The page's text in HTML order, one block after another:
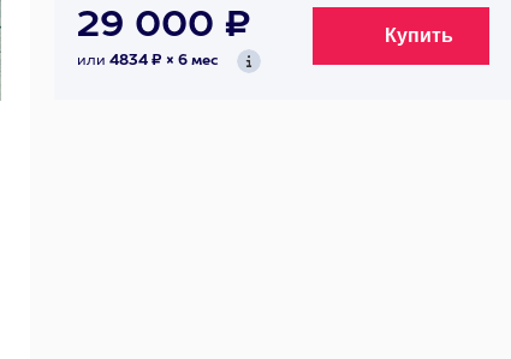
29 000 ₽
или 4834 ₽ × 6 мес